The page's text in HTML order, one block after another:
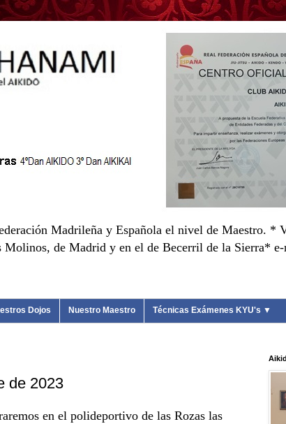
Madrileña y Española el nivel de Maestro. *
Molinos, de Madrid y en el de Becerril de la Sierra*
Dojos Nuestro Maestro Técnicas Exámenes KYU's ▼
de 2023
en el polideportivo de las Rozas las